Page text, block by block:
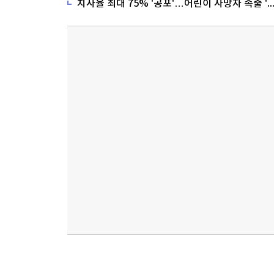
치사율 최대 75% '공포'…어린이 사망자 속출 '비상'